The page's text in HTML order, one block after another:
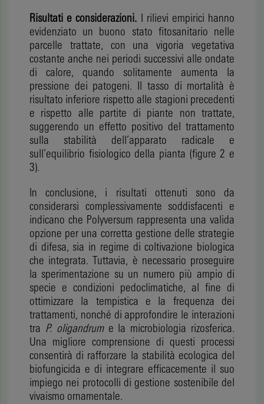
Risultati e considerazioni. I rilievi empirici hanno
evidenziato un buono stato fitosanitario nelle
parcelle trattate, con una vigoria vegetativa
costante anche nei periodi successivi alle ondate
di calore, quando solitamente aumenta la
pressione dei patogeni. Il tasso di mortalità è
risultato inferiore rispetto alle stagioni precedenti
e rispetto alle partite di piante non trattate,
suggerendo un effetto positivo del trattamento
sulla stabilità dell’apparato radicale e
sull’equilibrio fisiologico della pianta (figure 2 e
3).
In conclusione, i risultati ottenuti sono da
considerarsi complessivamente soddisfacenti e
indicano che Polyversum rappresenta una valida
opzione per una corretta gestione delle strategie
di difesa, sia in regime di coltivazione biologica
che integrata. Tuttavia, è necessario proseguire
la sperimentazione su un numero più ampio di
specie e condizioni pedoclimatiche, al fine di
ottimizzare la tempistica e la frequenza dei
trattamenti, nonché di approfondire le interazioni
tra P. oligandrume la microbiologia rizosferica.
Una migliore comprensione di questi processi
consentirà di rafforzare la stabilità ecologica del
biofungicida e di integrare efficacemente il suo
impiego nei protocolli di gestione sostenibile del
vivaismo ornamentale.